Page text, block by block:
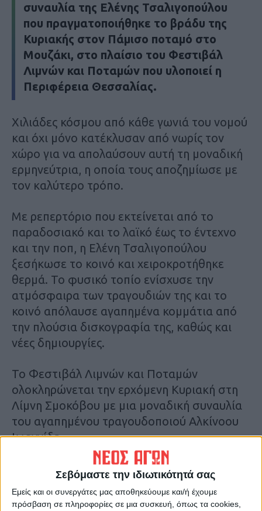
Σεβόμαστε την ιδιωτικότητά σας
Εμείς και οι συνεργάτες μας αποθηκεύουμε και/ή έχουμε
πρόσβαση σε πληροφορίες σε μια συσκευή, όπως τα cookies,
συναυλία της Ελένης Τσαλιγοπούλου
που πραγματοποιήθηκε το βράδυ της
Κυριακής στον Πάμισο ποταμό στο
Μουζάκι, στο πλαίσιο του Φεστιβάλ
Λιμνών και Ποταμών που υλοποιεί η
Περιφέρεια Θεσσαλίας.
Χιλιάδες κόσμου από κάθε γωνιά του νομού
και όχι μόνο κατέκλυσαν από νωρίς τον
χώρο για να απολαύσουν αυτή τη μοναδική
ερμηνεύτρια, η οποία τους αποζημίωσε με
τον καλύτερο τρόπο.
Με ρεπερτόριο που εκτείνεται από το
παραδοσιακό και το λαϊκό έως το έντεχνο
και την ποπ, η Ελένη Τσαλιγοπούλου
ξεσήκωσε το κοινό και χειροκροτήθηκε
θερμά. Το φυσικό τοπίο ενίσχυσε την
ατμόσφαιρα των τραγουδιών της και το
κοινό απόλαυσε αγαπημένα κομμάτια από
την πλούσια δισκογραφία της, καθώς και
νέες δημιουργίες.
Το Φεστιβάλ Λιμνών και Ποταμών
ολοκληρώνεται την ερχόμενη Κυριακή στη
Λίμνη Σμοκόβου με μια μοναδική συναυλία
του αγαπημένου τραγουδοποιού Αλκίνοου
Ιωαννίδη.